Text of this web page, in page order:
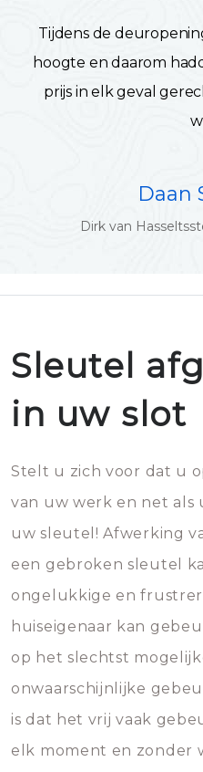
Tijdens de
hoogte en daarom
prijs in elk geval
Daan
Dirk van
Sleutel
in uw slot
Stelt u zich voor dat u
van uw werk en net
uw sleutel! Afwerking
een gebroken sleutel
ongelukkige en
huiseigenaar kan
op het slechtst
onwaarschijnlijke
is dat het vrij vaak
elk moment en zonder